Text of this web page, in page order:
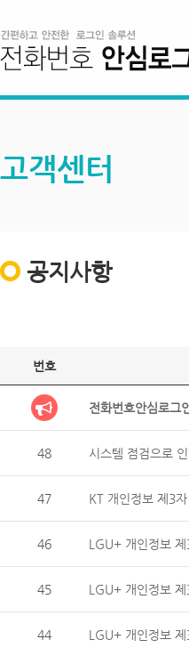
고객센터
공지사항
번호
전화번호안심로그
48 시스템 점검으로
47 KT 개인정보 제3
46 LGU+ 개인정
45 LGU+ 개인정보
44 LGU+ 개인정